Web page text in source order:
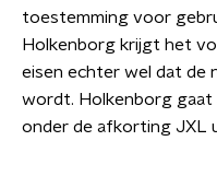
toestemming voor
Holkenborg krijgt het
eisen echter wel dat de
wordt. Holkenborg gaat
onder de afkorting JXL